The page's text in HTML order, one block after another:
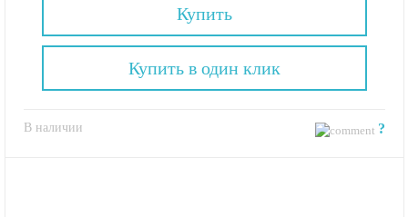
Купить
В наличии ?
Купить в один клик